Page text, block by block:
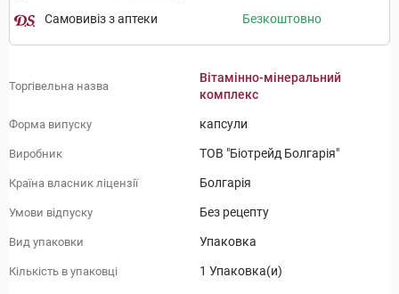
Самовивіз з аптеки Безкоштовно
Торгівельна назва
Вітамінно-мінеральний
комплекс
Форма випуску капсули
Виробник ТОВ "Біотрейд Болгарія"
Країна власник ліцензії Болгарія
Умови відпуску Без рецепту
Вид упаковки Упаковка
Кількість в упаковці 1 Упаковка(и)